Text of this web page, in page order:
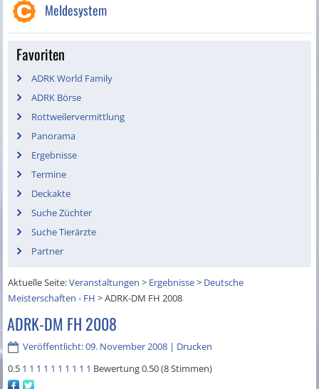
Meldesystem
Favoriten
ADRK World Family
ADRK Börse
Rottweilervermittlung
Panorama
Ergebnisse
Termine
Deckakte
Suche Züchter
Suche Tierärzte
Partner
Aktuelle Seite:Veranstaltungen > Ergebnisse> Deutsche
Meisterschaften - FH >ADRK-DM FH 2008
ADRK-DM FH 2008
Veröffentlicht: 09. November 2008 | Drucken
0.5 1 1 1 1 1 1 1 1 1 1 Bewertung 0.50 (8 Stimmen)